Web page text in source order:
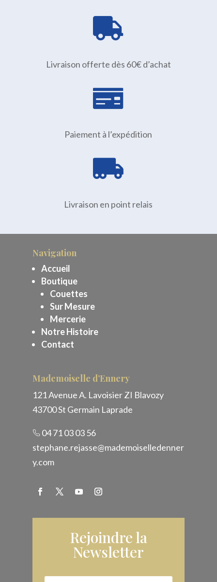

Livraison offerte dès 60€ d’achat

Paiement à l’expédition

Livraison en point relais
Navigation
Accueil
Boutique
Couettes
Sur Mesure
Mercerie
Notre Histoire
Contact
Mademoiselle d’Ennery
121 Avenue A. Lavoisier ZI Blavozy
43700 St Germain Laprade
04 71 03 03 56
stephane.rejasse@mademoiselledenner
y.com
Rejoindre la
Newsletter